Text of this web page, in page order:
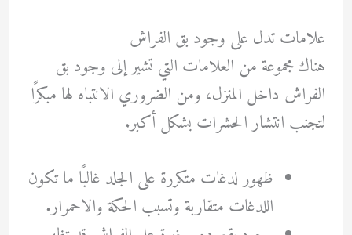
علامات تدل على وجود بق الفراش
هناك مجموعة من العلامات التي تشير إلى وجود بق
الفراش داخل المنزل، ومن الضروري الانتباه لها مبكرًا
لتجنب انتشار الحشرات بشكل أكبر.
ظهور لدغات متكررة على الجلد غالبًا ما تكون
اللدغات متقاربة وتسبب الحكة والاحمرار.